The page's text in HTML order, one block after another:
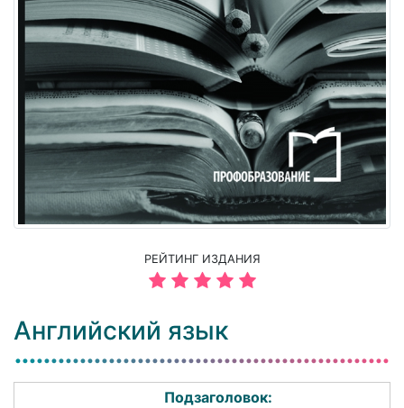
РЕЙТИНГ ИЗДАНИЯ
Английский язык
Подзаголовок: